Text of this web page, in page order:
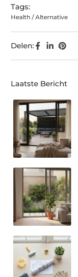
Tags:
Health / Alternative
Delen:
Laatste Bericht